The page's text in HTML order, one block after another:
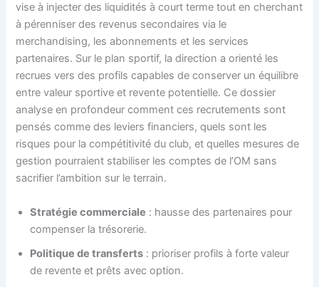
vise à injecter des liquidités à court terme tout en cherchant
à pérenniser des revenus secondaires via le
merchandising, les abonnements et les services
partenaires. Sur le plan sportif, la direction a orienté les
recrues vers des profils capables de conserver un équilibre
entre valeur sportive et revente potentielle. Ce dossier
analyse en profondeur comment ces recrutements sont
pensés comme des leviers financiers, quels sont les
risques pour la compétitivité du club, et quelles mesures de
gestion pourraient stabiliser les comptes de l’OM sans
sacrifier l’ambition sur le terrain.
Stratégie commerciale : hausse des partenaires pour
compenser la trésorerie.
Politique de transferts : prioriser profils à forte valeur
de revente et prêts avec option.